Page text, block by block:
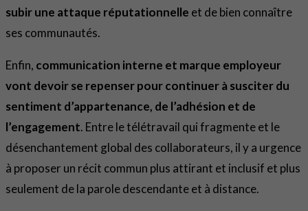
subir une attaque réputationnelle et de bien connaître
ses communautés.
Enfin, communication interne et marque employeur
vont devoir se repenser pour continuer à susciter du
sentiment d’appartenance, de l’adhésion et de
l’engagement. Entre le télétravail qui fragmente et le
désenchantement global des collaborateurs, il y a urgence
à proposer un récit commun plus attirant et inclusif et plus
seulement de la parole descendante et à distance.